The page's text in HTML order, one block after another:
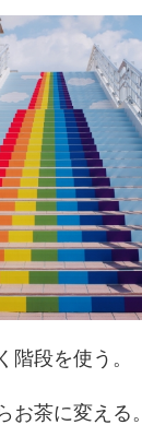
階段を使う。
お茶に変える。